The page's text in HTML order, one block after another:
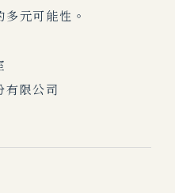
元可能性。
有限公司